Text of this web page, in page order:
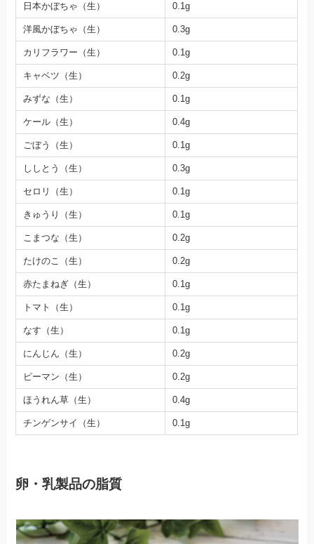
日本かぼちゃ（生） 0.1g
洋風かぼちゃ（生） 0.3g
カリフラワー（生） 0.1g
キャベツ（生） 0.2g
みずな（生） 0.1g
ケール（生） 0.4g
ごぼう（生） 0.1g
ししとう（生） 0.3g
セロリ（生） 0.1g
きゅうり（生） 0.1g
こまつな（生） 0.2g
たけのこ（生） 0.2g
赤たまねぎ（生） 0.1g
トマト（生） 0.1g
なす（生） 0.1g
にんじん（生） 0.2g
ピーマン（生） 0.2g
ほうれん草（生） 0.4g
チンゲンサイ（生） 0.1g
卵・乳製品の脂質